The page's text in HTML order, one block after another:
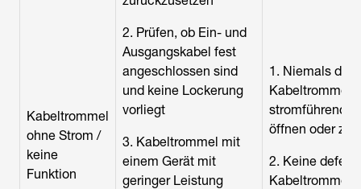
Kabeltrommel
ohne Strom /
keine
Funktion
2. Prüfen, ob Ein- und
Ausgangskabel fest
angeschlossen sind
und keine Lockerung
vorliegt
3. Kabeltrommel mit
einem Gerät mit
geringer Leistung
1. Niemals die
Kabeltrommel
öffnen oder
2. Keine
Kabeltrommel